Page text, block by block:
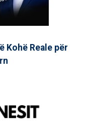
Kohë Reale për